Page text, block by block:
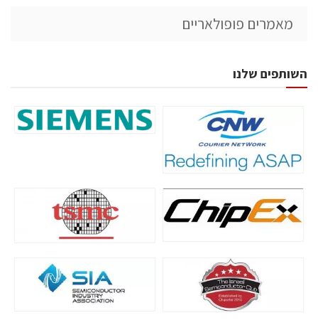
מאמרים פופולאריים
השותפים שלנו